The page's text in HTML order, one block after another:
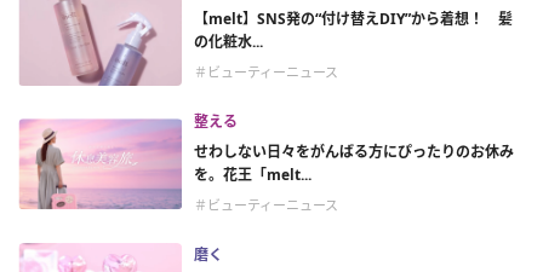
【melt】SNS発の“付け替えDIY”から着想！ 髪
の化粧水...
＃ビューティーニュース
整える
せわしない日々をがんばる方にぴったりのお休み
を。花王「melt...
＃ビューティーニュース
磨く